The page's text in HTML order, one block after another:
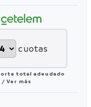
cuotas
total adeudado
/ Ver más